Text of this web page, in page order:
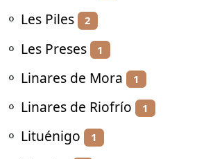
⚬ Les Piles 2
⚬ Les Preses 1
⚬ Linares de Mora 1
⚬ Linares de Riofrío 1
⚬ Lituénigo 1